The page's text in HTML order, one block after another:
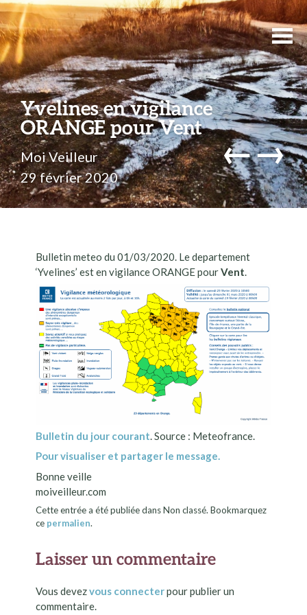
Yvelines en vigilance
ORANGE pour Vent
Moi Veilleur
29 février 2020
←→
Bulletin meteo du 01/03/2020. Le departement
‘Yvelines’ est en vigilance ORANGE pourVent.
Bulletin du jour courant . Source : Meteofrance.
Pour visualiser et partager le message.
Bonne veille
moiveilleur.com
Cette entrée a été publiée dans Non classé. Bookmarquez
ce permalien.
Laisser un commentaire
Vous devezvous connecterpour publier un
commentaire.